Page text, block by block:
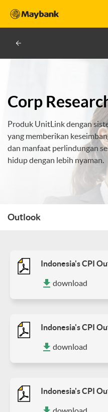
Corp
Produk UnitLink dengan
yang memberikan
dan manfaat perlindungan
hidup dengan lebih nyaman.
Outlook
Indonesia's CPI
download
Indonesia's CPI
download
Indonesia's CPI